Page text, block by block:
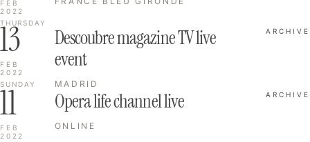
FEB
2022
THURSDAY
13
FEB
2022
SUNDAY
Descoubre magazine TV live
event
MADRID
ARCHIVE
11
FEB
2022
Opera life channel live
ONLINE
ARCHIVE